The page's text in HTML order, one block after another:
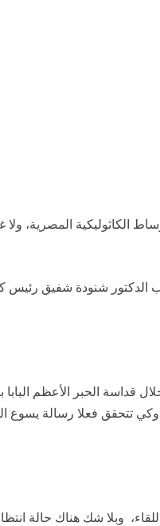
الكاثوليكية المصرية،
شنودة شفيق رئيس كلية
قداسة الحبر الأعظم
وكي تتحقق فعلا رسالة
وبلا شك هناك حالة